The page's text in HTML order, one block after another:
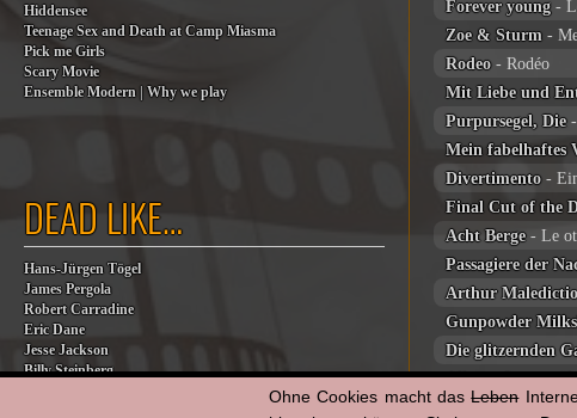
Forever young -
Zoe & Sturm -
Rodeo- Rodéo
Mit Liebe und
Purpursegel, Die-
Mein fabelhaftes
Divertimento-
Final Cut of the
Acht Berge- Le
Passagiere der
Arthur
Gunpowder
Die glitzernden
Alles außer
Harry me! - The
Hiddensee
Teenage Sex and Death at Camp Miasma
Pick me Girls
Scary Movie
Ensemble Modern | Why we play
DEAD LIKE…
Hans-Jürgen Tögel
James Pergola
Robert Carradine
Eric Dane
Jesse Jackson
Billy Steinberg
Ohne Cookies macht dasLeben